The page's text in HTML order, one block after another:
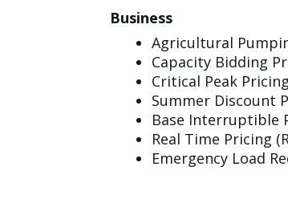
Business
Agricultural
Capacity Bidding
Critical Peak
Summer Discount
Base Interruptible
Real Time Pricing
Emergency Load